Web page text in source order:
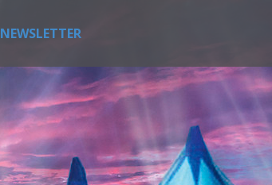
NEWSLETTER